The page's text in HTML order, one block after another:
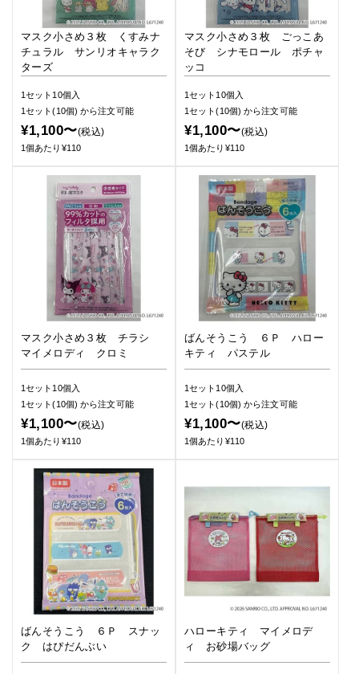
マスク小さめ３枚 くすみナ
チュラル サンリオキャラク
ターズ
1セット10個入
1セット(10個)から注文可能
¥1,100〜(税込)
1個あたり¥110
マスク小さめ３枚 ごっこあ
そび シナモロール ポチャ
ッコ
1セット10個入
1セット(10個)から注文可能
¥1,100〜(税込)
1個あたり¥110
マスク小さめ３枚 チラシ
マイメロディ クロミ
1セット10個入
1セット(10個)から注文可能
¥1,100〜(税込)
1個あたり¥110
ばんそうこう ６Ｐ ハロー
キティ パステル
1セット10個入
1セット(10個)から注文可能
¥1,100〜(税込)
1個あたり¥110
ばんそうこう ６Ｐ スナッ
ク はぴだんぶい
ハローキティ マイメロデ
ィ お砂場バッグ